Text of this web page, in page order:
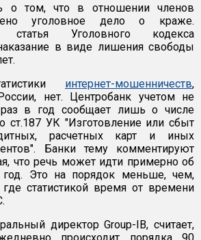
о том, что в отношении членов
уголовное дело о краже.
статья Уголовного кодекса
в виде лишения свободы
интернет-мошенничеств,
нет. Центробанк учетом не
в год сообщает лишь о числе
ст.187 УК "Изготовление или сбыт
расчетных карт и иных
Банки тему комментируют
что речь может идти примерно об
Это на порядок меньше, чем,
статистикой время от времени
директор Group-IB, считает,
происходит порядка 90